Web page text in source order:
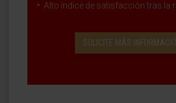
Alto índice de satisfacción tras la
SOLICITE MÁS